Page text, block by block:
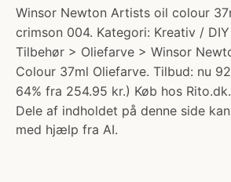
Winsor Newton Artists oil colour
crimson 004. Kategori: Kreativ /
Tilbehør > Oliefarve > Winsor
Colour 37ml Oliefarve. Tilbud: nu
64% fra 254.95 kr.) Køb hos Rito.dk.
Dele af indholdet på denne side
med hjælp fra AI.